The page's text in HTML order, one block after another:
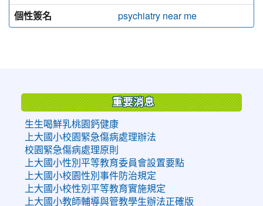
個性簽名
psychiatry near me
重要消息
生生喝鮮乳桃園鈣健康
上大國小校園緊急傷病處理辦法
校園緊急傷病處理原則
上大國小性別平等教育委員會設置要點
上大國小校園性別事件防治規定
上大國小校性別平等教育實施規定
上大國小教師輔導與管教學生辦法正確版